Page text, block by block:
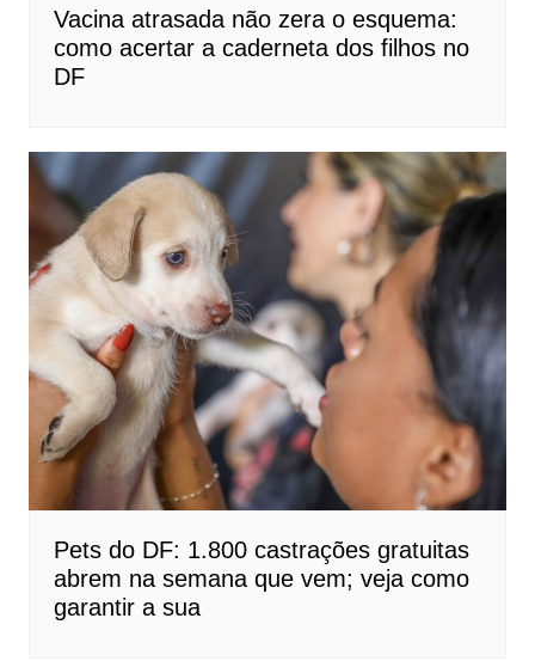
Vacina atrasada não zera o esquema:
como acertar a caderneta dos filhos no
DF
Pets do DF: 1.800 castrações gratuitas
abrem na semana que vem; veja como
garantir a sua